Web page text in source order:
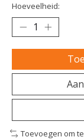
Hoeveelheid:
Toevoegen om